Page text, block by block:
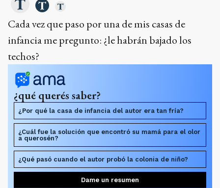
Cada vez que paso por una de mis casas de
infancia me pregunto: ¿le habrán bajado los
techos?
¿qué querés saber?
¿Por qué la casa de infancia del autor era tan fría?
¿Cuál fue la solución que encontró su mamá para el olor
a querosén?
¿Qué pasó cuando el autor probó la colonia de niño?
Dame un resumen